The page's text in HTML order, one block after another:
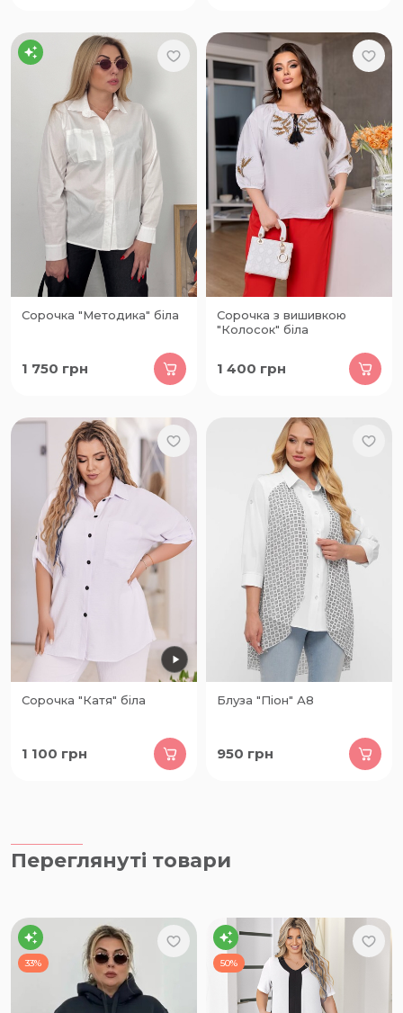
Сорочка "Методика" біла
1 750 грн
Сорочка з вишивкою
"Колосок" біла
1 400 грн
Сорочка "Катя" біла
1 100 грн
Блуза "Піон" А8
950 грн
Переглянуті товари
33% 50%